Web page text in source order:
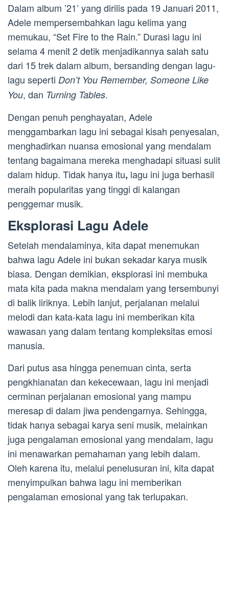
Dalam album ’21’ yang dirilis pada 19 Januari 2011,
Adele mempersembahkan lagu kelima yang
memukau, “Set Fire to the Rain.” Durasi lagu ini
selama 4 menit 2 detik menjadikannya salah satu
dari 15 trek dalam album, bersanding dengan lagu-
lagu seperti Don’t You Remember, Someone Like
You, dan Turning Tables.
Dengan penuh penghayatan, Adele
menggambarkan lagu ini sebagai kisah penyesalan,
menghadirkan nuansa emosional yang mendalam
tentang bagaimana mereka menghadapi situasi sulit
dalam hidup. Tidak hanya itu, lagu ini juga berhasil
meraih popularitas yang tinggi di kalangan
penggemar musik.
Eksplorasi Lagu Adele
Setelah mendalaminya, kita dapat menemukan
bahwa lagu Adele ini bukan sekadar karya musik
biasa. Dengan demikian, eksplorasi ini membuka
mata kita pada makna mendalam yang tersembunyi
di balik liriknya. Lebih lanjut, perjalanan melalui
melodi dan kata-kata lagu ini memberikan kita
wawasan yang dalam tentang kompleksitas emosi
manusia.
Dari putus asa hingga penemuan cinta, serta
pengkhianatan dan kekecewaan, lagu ini menjadi
cerminan perjalanan emosional yang mampu
meresap di dalam jiwa pendengarnya. Sehingga,
tidak hanya sebagai karya seni musik, melainkan
juga pengalaman emosional yang mendalam, lagu
ini menawarkan pemahaman yang lebih dalam.
Oleh karena itu, melalui penelusuran ini, kita dapat
menyimpulkan bahwa lagu ini memberikan
pengalaman emosional yang tak terlupakan.